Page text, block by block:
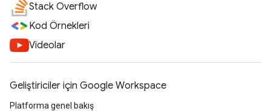
Stack Overflow
Kod Örnekleri
Videolar
Geliştiriciler için Google Workspace
Platforma genel bakış